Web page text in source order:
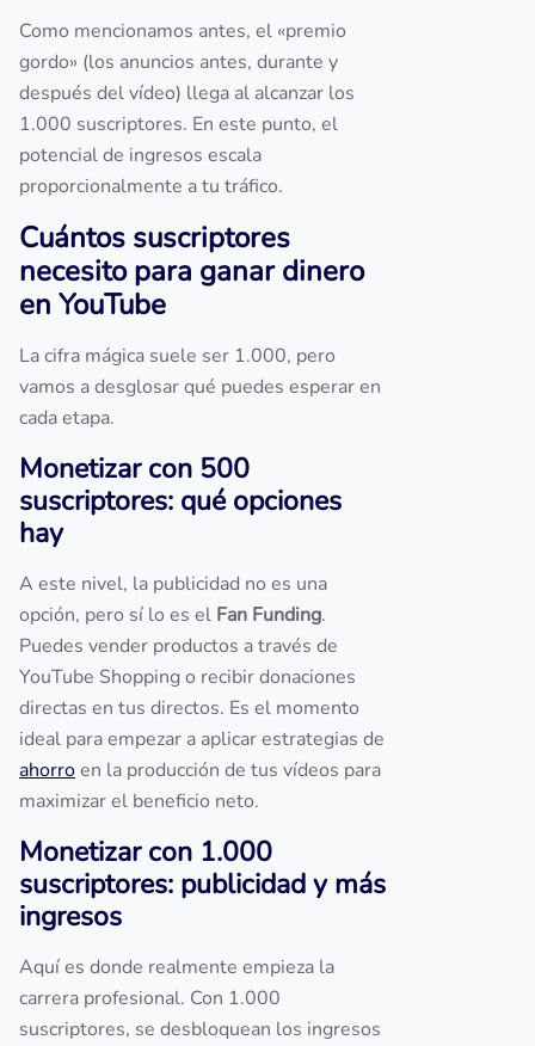
Como mencionamos antes, el «premio
gordo» (los anuncios antes, durante y
después del vídeo) llega al alcanzar los
1.000 suscriptores. En este punto, el
potencial de ingresos escala
proporcionalmente a tu tráfico.
Cuántos suscriptores
necesito para ganar dinero
en YouTube
La cifra mágica suele ser 1.000, pero
vamos a desglosar qué puedes esperar en
cada etapa.
Monetizar con 500
suscriptores: qué opciones
hay
A este nivel, la publicidad no es una
opción, pero sí lo es el Fan Funding.
Puedes vender productos a través de
YouTube Shopping o recibir donaciones
directas en tus directos. Es el momento
ideal para empezar a aplicar estrategias de
ahorroen la producción de tus vídeos para
maximizar el beneficio neto.
Monetizar con 1.000
suscriptores: publicidad y más
ingresos
Aquí es donde realmente empieza la
carrera profesional. Con 1.000
suscriptores, se desbloquean los ingresos